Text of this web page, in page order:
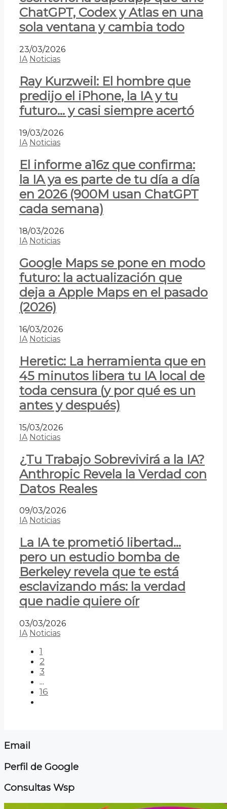
ChatGPT, Codex y Atlas en una
sola ventana y cambia todo
23/03/2026
IA Noticias
Ray Kurzweil: El hombre que
predijo el iPhone, la IA y tu
futuro… y casi siempre acertó
19/03/2026
IA Noticias
El informe a16z que confirma:
la IA ya es parte de tu día a día
en 2026 (900M usan ChatGPT
cada semana)
18/03/2026
IA Noticias
Google Maps se pone en modo
futuro: la actualización que
deja a Apple Maps en el pasado
(2026)
16/03/2026
IA Noticias
Heretic: La herramienta que en
45 minutos libera tu IA local de
toda censura (y por qué es un
antes y después)
15/03/2026
IA Noticias
¿Tu Trabajo Sobrevivirá a la IA?
Anthropic Revela la Verdad con
Datos Reales
09/03/2026
IA Noticias
La IA te prometió libertad…
pero un estudio bomba de
Berkeley revela que te está
esclavizando más: la verdad
que nadie quiere oír
03/03/2026
IA Noticias
1
2
3
...
16
Email
Perfil de Google
Consultas Wsp